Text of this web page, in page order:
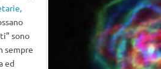
sono
sempre
ed